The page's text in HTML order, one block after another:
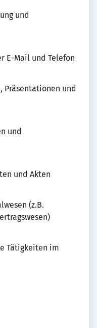
und
E-Mail und Telefon
Präsentationen und
und
und Akten
(z.B.
Tätigkeiten im